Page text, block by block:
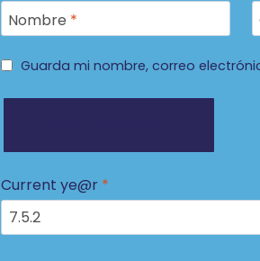
Nombre *
Guarda mi nombre, correo
Current ye@r *